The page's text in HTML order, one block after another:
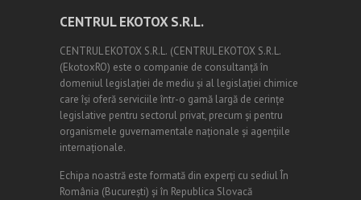
CENTRUL EKOTOX S.R.L.
CENTRUL EKOTOX S.R.L. (CENTRUL EKOTOX S.R.L.
(EkotoxRO) este o companie de consultanță în
domeniul legislației de mediu și al legislației chimice
care își oferă serviciile într-o gamă largă de cerințe
legislative pentru sectorul privat, precum și pentru
organismele guvernamentale naționale și agențiile
internaționale.
Echipa noastră este formată din experți cu sediul În
România (Bucureşti) și în Republica Slovacă